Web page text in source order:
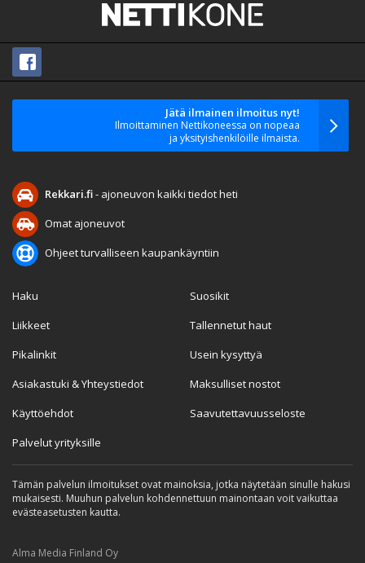
Jätä ilmainen ilmoitus nyt!
Ilmoittaminen Nettikoneessa on nopeaa
ja yksityishenkilöille ilmaista.
Rekkari.fi- ajoneuvon kaikki tiedot heti
Omat ajoneuvot
Ohjeet turvalliseen kaupankäyntiin
Haku
Liikkeet
Pikalinkit
Asiakastuki & Yhteystiedot
Käyttöehdot
Palvelut yrityksille
Suosikit
Tallennetut haut
Usein kysyttyä
Maksulliset nostot
Saavutettavuusseloste
Tämän palvelun ilmoitukset ovat mainoksia, jotka näytetään sinulle hakusi
mukaisesti. Muuhun palvelun kohdennettuun mainontaan voit vaikuttaa
evästeasetusten kautta.
Alma Media Finland Oy